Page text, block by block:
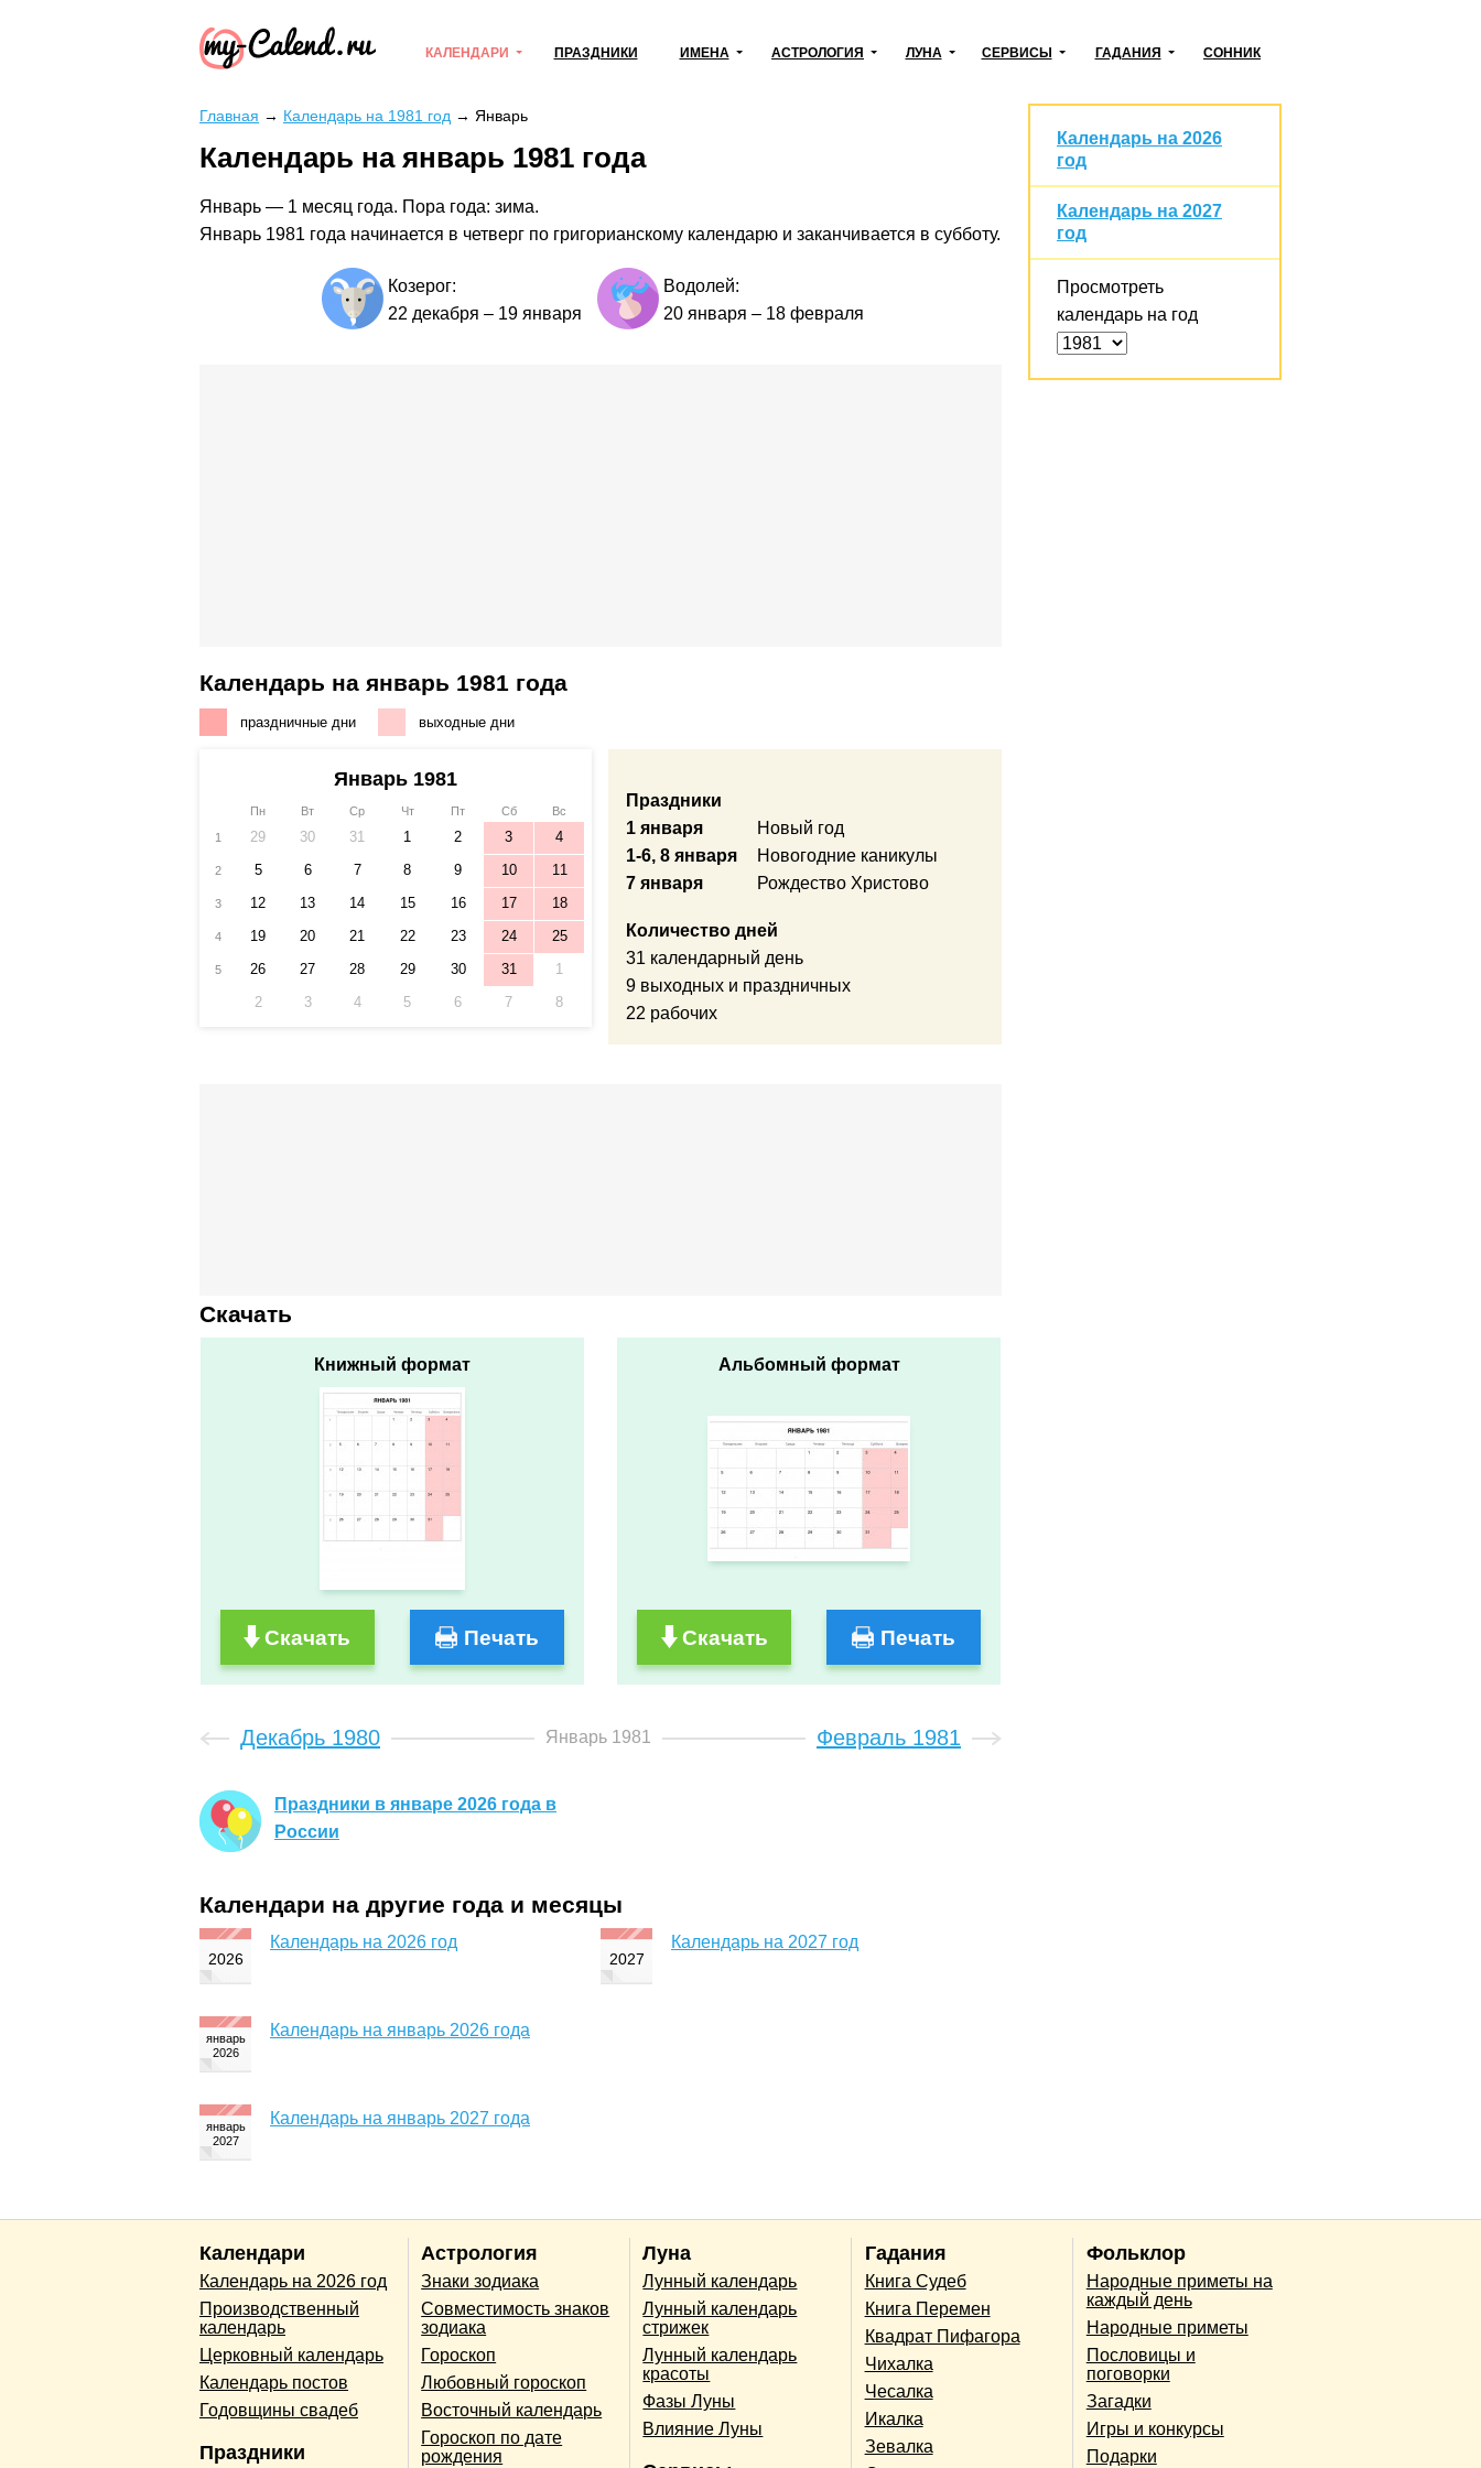
КАЛЕНДАРИ ПРАЗДНИКИ ИМЕНА АСТРОЛОГИЯ ЛУНА СЕРВИСЫ ГАДАНИЯ СОННИК
Главная → Календарь на 1981 год → Январь
Календарь на январь 1981 года
Январь — 1 месяц года. Пора года: зима.
Январь 1981 года начинается в четверг по григорианскому календарю и заканчивается в субботу.
Козерог:
22 декабря – 19 января
Водолей:
20 января – 18 февраля
Календарь на январь 1981 года
праздничные дни выходные дни
Январь 1981
Пн Вт Ср Чт Пт Сб
Вс
1
29 30 31 1 2 3 4
2 5 6 7 8 9 10 11
3 12 13 14 15 16 17 18
4 19 20 21 22 23 24 25
5 26 27 28 29 30 31
1
2
3 4 5 6 7 8
Праздники
1 января
Новый год
1-6, 8 января
Новогодние каникулы
7 января
Рождество Христово
Количество дней
31 календарный день
9 выходных и праздничных
22 рабочих
Скачать
Книжный формат
Скачать Печать
Альбомный формат
Скачать Печать
Декабрь 1980 Январь 1981 Февраль 1981
Праздники в январе 2026 года в
России
Календари на другие года и месяцы
Календарь на 2026 год Календарь на 2027 год
Календарь на январь 2026 года
Календарь на январь 2027 года
Календарь на 2026
год
Календарь на 2027
год
Просмотреть
календарь на год
Календари
Календарь на 2026 год
Производственный
календарь
Церковный календарь
Календарь постов
Годовщины свадеб
Праздники
Астрология
Знаки зодиака
Совместимость знаков
зодиака
Гороскоп
Любовный гороскоп
Восточный календарь
Гороскоп по дате
рождения
Луна
Лунный календарь
Лунный календарь
стрижек
Лунный календарь
красоты
Фазы Луны
Влияние Луны
Гадания
Книга Судеб
Книга Перемен
Квадрат Пифагора
Чихалка
Чесалка
Икалка
Зевалка
Фольклор
Народные приметы на
каждый день
Народные приметы
Пословицы и
поговорки
Загадки
Игры и конкурсы
Подарки